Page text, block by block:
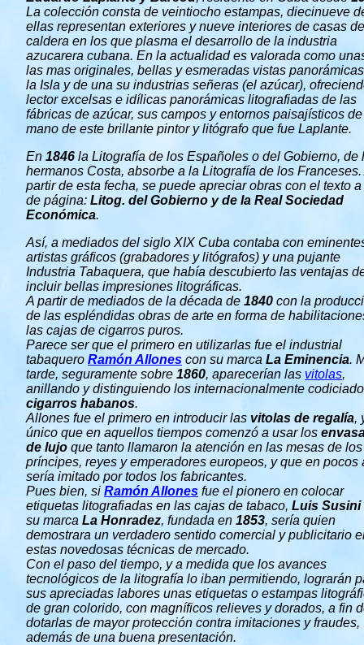
La colección consta de veintiocho estampas, diecinueve
ellas representan exteriores y nueve interiores de casas de
caldera en los que plasma el desarrollo de la industria
azucarera cubana. En la actualidad es valorada como
las mas originales, bellas y esmeradas vistas
la Isla y de una su industrias señeras (el azúcar),
lector excelsas e idílicas panorámicas litografiadas de las
fábricas de azúcar, sus campos y entornos paisajísticos
mano de este brillante pintor y litógrafo que fue Laplante.
En 1846 la Litografía de los Españoles o del Gobierno, de
hermanos Costa, absorbe a la Litografía de los Franceses.
partir de esta fecha, se puede apreciar obras con el texto
de página: Litog. del Gobierno y de la Real Sociedad
Económica.
Así, a mediados del siglo XIX Cuba contaba con
artistas gráficos (grabadores y litógrafos) y una pujante
Industria Tabaquera, que había descubierto las ventajas
incluir bellas impresiones litográficas.
A partir de mediados de la década de 1840 con la
de las espléndidas obras de arte en forma de
las cajas de cigarros puros.
Parece ser que el primero en utilizarlas fue el industrial
tabaquero Ramón Allones con su marca La Eminencia.
tarde, seguramente sobre 1860, aparecerían las vitolas,
anillando y distinguiendo los internacionalmente
cigarros habanos.
Allones fue el primero en introducir las vitolas de regalía,
único que en aquellos tiempos comenzó a usar los
de lujo que tanto llamaron la atención en las mesas de los
príncipes, reyes y emperadores europeos, y que en pocos
sería imitado por todos los fabricantes.
Pues bien, si Ramón Allones fue el pionero en colocar
etiquetas litografiadas en las cajas de tabaco, Luis Susini
su marca La Honradez, fundada en 1853, sería quien
demostrara un verdadero sentido comercial y publicitario
estas novedosas técnicas de mercado.
Con el paso del tiempo, y a medida que los avances
tecnológicos de la litografía lo iban permitiendo, lograrán
sus apreciadas labores unas etiquetas o estampas
de gran colorido, con magníficos relieves y dorados, a fin
dotarlas de mayor protección contra imitaciones y fraudes,
además de una buena presentación.